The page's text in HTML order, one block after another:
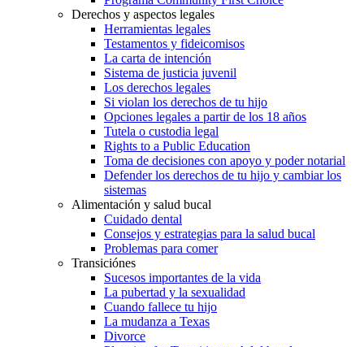
Derechos y aspectos legales
Herramientas legales
Testamentos y fideicomisos
La carta de intención
Sistema de justicia juvenil
Los derechos legales
Si violan los derechos de tu hijo
Opciones legales a partir de los 18 años
Tutela o custodia legal
Rights to a Public Education
Toma de decisiones con apoyo y poder notarial
Defender los derechos de tu hijo y cambiar los
sistemas
Alimentación y salud bucal
Cuidado dental
Consejos y estrategias para la salud bucal
Problemas para comer
Transiciónes
Sucesos importantes de la vida
La pubertad y la sexualidad
Cuando fallece tu hijo
La mudanza a Texas
Divorce